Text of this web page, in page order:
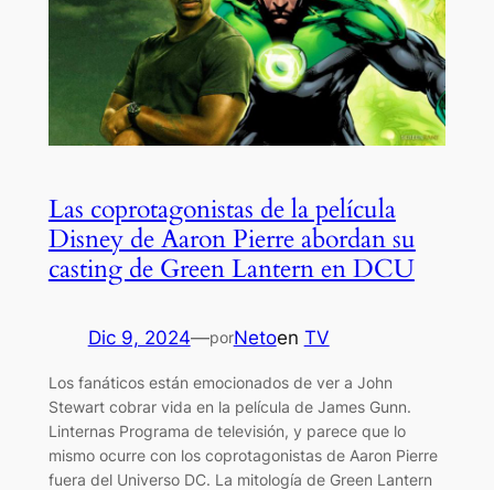
Las coprotagonistas de la película
Disney de Aaron Pierre abordan su
casting de Green Lantern en DCU
Dic 9, 2024—porNetoen TV
Los fanáticos están emocionados de ver a John
Stewart cobrar vida en la película de James Gunn.
Linternas Programa de televisión, y parece que lo
mismo ocurre con los coprotagonistas de Aaron Pierre
fuera del Universo DC. La mitología de Green Lantern